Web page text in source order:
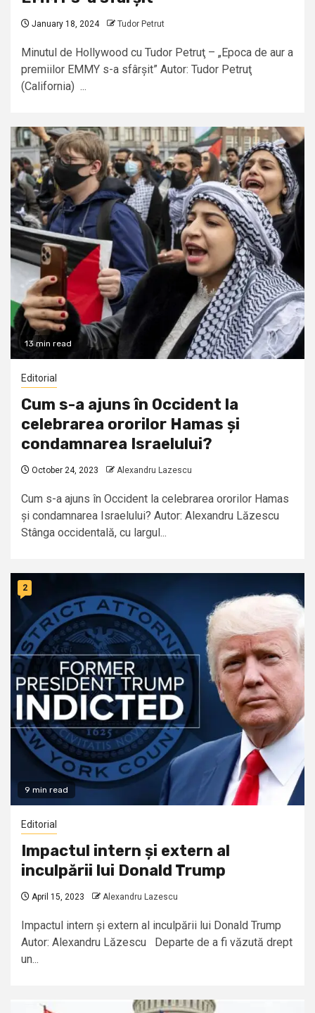
January 18, 2024 Tudor Petrut
Minutul de Hollywood cu Tudor Petruţ – „Epoca de aur a
premiilor EMMY s-a sfârșit” Autor: Tudor Petruţ
(California) ...
13 min read
Editorial
Cum s-a ajuns în Occident la
celebrarea ororilor Hamas și
condamnarea Israelului?
October 24, 2023 Alexandru Lazescu
Cum s-a ajuns în Occident la celebrarea ororilor Hamas
și condamnarea Israelului? Autor: Alexandru Lăzescu
Stânga occidentală, cu largul...
9 min read
2
Editorial
Impactul intern și extern al
inculpării lui Donald Trump
April 15, 2023 Alexandru Lazescu
Impactul intern și extern al inculpării lui Donald Trump
Autor: Alexandru Lăzescu Departe de a fi văzută drept
un...